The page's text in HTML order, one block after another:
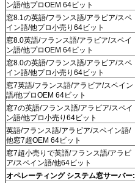
ン語/他プロOEM 64ビット
窓8.1の英語/フランス語/アラビア/スペ
イン語/他プロ小売り64ビット
窓8.0英語/フランス語/アラビア/スペイ
ン語/他プロOEM 64ビット
窓8.0の英語/フランス語/アラビア/スペ
イン語/他プロ小売り64ビット
窓7英語/フランス語/アラビア/スペイン
語/他プロOEM 64ビット
窓7の英語/フランス語/アラビア/スペイ
ン語/他プロ小売り64ビット
英語/フランス語/アラビア/スペイン語/
他窓7超OEM 64ビット
窓7超小売りで英語/フランス語/アラビ
ア/スペイン語/他64ビット
オペレーティング システム窓サーバー: